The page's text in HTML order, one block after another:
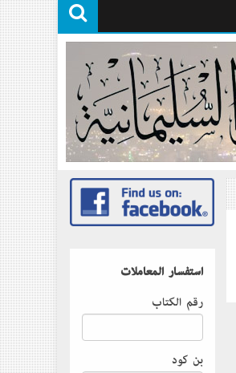
استفسار المعاملات
رقم الكتاب
بن كود